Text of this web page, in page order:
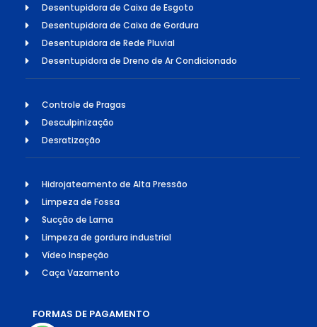
Desentupidora de Caixa de Esgoto
Desentupidora de Caixa de Gordura
Desentupidora de Rede Pluvial
Desentupidora de Dreno de Ar Condicionado
Controle de Pragas
Desculpinização
Desratização
Hidrojateamento de Alta Pressão
Limpeza de Fossa
Sucção de Lama
Limpeza de gordura industrial
Vídeo Inspeção
Caça Vazamento
FORMAS DE PAGAMENTO